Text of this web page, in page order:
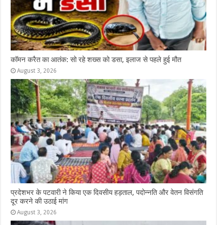
कॉमन करैत का आतंक: सो रहे शख्स को डसा, इलाज से पहले हुई मौत
August 3, 2026
प्रदेशभर के पटवारी ने किया एक दिवसीय हड़ताल, पदोन्नति और वेतन विसंगति
दूर करने की उठाई मांग
August 3, 2026